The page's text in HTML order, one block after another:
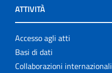
ATTIVITÀ
Accesso agli atti
Basi di dati
Collaborazioni internazionali